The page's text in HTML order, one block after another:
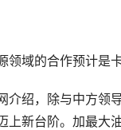
领域的合作预计是
介绍，除与中方领
上新台阶。加最大